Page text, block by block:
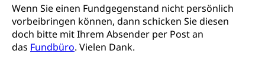
Wenn Sie einen Fundgegenstand nicht persönlich
vorbeibringen können, dann schicken Sie diesen
doch bitte mit Ihrem Absender per Post an
das Fundbüro. Vielen Dank.
Kindergarten & Basisstufe
Frühe Förderung
Konsumentenschutz
Konsumentenrechte, Produktsicherheit,
Preisüberwachung, Preisüberwacher,
Konsumentenorganisation, parallele Einfuhr,